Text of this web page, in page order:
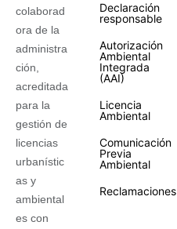
colaborad
ora de la
administra
ción,
acreditada
para la
gestión de
licencias
urbanístic
as y
ambiental
es con
Declaración
responsable
Autorización
Ambiental
Integrada
(AAI)
Licencia
Ambiental
Comunicación
Previa
Ambiental
Reclamaciones